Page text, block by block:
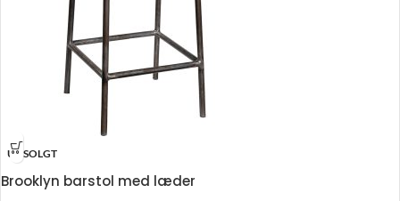
UDSOLGT
Brooklyn barstol med læder